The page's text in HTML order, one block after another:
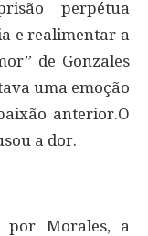
perpétua
e realimentar a
de Gonzales
uma emoção
anterior.O
a dor.
por Morales, a